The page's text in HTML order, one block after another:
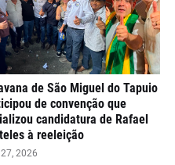
de São Miguel do Tapuio
de convenção que
candidatura de Rafael
à reeleição
2026